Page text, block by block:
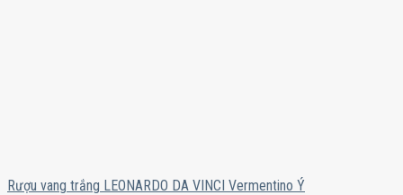
Rượu vang trắng LEONARDO DA VINCI Vermentino Ý